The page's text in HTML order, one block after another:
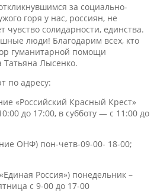
за социально-
горя у нас, россиян, не
солидарности, единства.
люди! Благодарим всех, кто
гуманитарной помощи
Татьяна Лысенко.
по адресу:
«Российский Красный Крест»
до 17:00, в субботу — с 11:00 до
ОНФ) пон-четв-09-00- 18-00;
Россия») понедельник –
с 9-00 до 17-00